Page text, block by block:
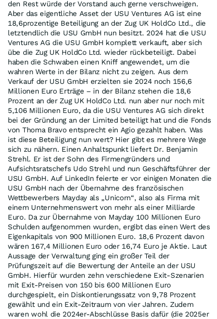
den Rest würde der Vorstand auch gerne verschweigen.
Aber das eigentliche Asset der USU Ventures AG ist eine
18,6prozentige Beteiligung an der Zug UK HoldCo Ltd., die
letztendlich die USU GmbH nun besitzt. 2024 hat die USU
Ventures AG die USU GmbH komplett verkauft, aber sich
übe die Zug UK HoldCo Ltd. wieder rückbeteiligt. Dabei
haben die Schwaben einen Kniff angewendet, um die
wahren Werte in der Bilanz nicht zu zeigen. Aus dem
Verkauf der USU GmbH erzielten sie 2024 noch 156,6
Millionen Euro Erträge – in der Bilanz stehen die 18,6
Prozent an der Zug UK HoldCo Ltd. nun aber nur noch mit
5,106 Millionen Euro, da die USU Ventures AG sich direkt
bei der Gründung an der Limited beteiligt hat und die Fonds
von Thoma Bravo entsprecht ein Agio gezahlt haben. Was
ist diese Beteiligung nun wert? Hier gibt es mehrere Wege
sich zu nähern. Einen Anhaltspunkt liefert Dr. Benjamin
Strehl. Er ist der Sohn des Firmengründers und
Aufsichtsratschefs Udo Strehl und nun Geschäftsführer der
USU GmbH. Auf LinkedIn feierte er vor einigen Monaten die
USU GmbH nach der Übernahme des französischen
Wettbewerbers Mayday als „Unicorn“, also als Firma mit
einem Unternehmenswert von mehr als einer Milliarde
Euro. Da zur Übernahme von Mayday 100 Millionen Euro
Schulden aufgenommen wurden, ergibt das einen Wert des
Eigenkapitals von 900 Millionen Euro. 18,6 Prozent davon
wären 167,4 Millionen Euro oder 16,74 Euro je Aktie. Laut
Aussage der Verwaltung ging ein großer Teil der
Prüfungszeit auf die Bewertung der Anteile an der USU
GmbH. Hierfür wurden zehn verschiedene Exit-Szenarien
mit Exit-Preisen von 150 bis 600 Millionen Euro
durchgespielt, ein Diskontierungssatz von 9,78 Prozent
gewählt und ein Exit-Zeitraum von vier Jahren. Zudem
waren wohl die 2024er-Abschlüsse Basis dafür (die 2025er